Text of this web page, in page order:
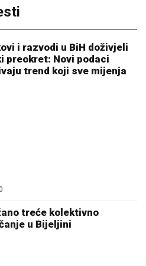
i razvodi u BiH doživjeli
preokret: Novi podaci
trend koji sve mijenja
treće kolektivno
u Bijeljini